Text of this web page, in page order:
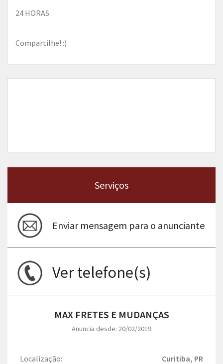
24 HORAS
Compartilhe! :)
Serviços
Enviar mensagem para o anunciante
Ver telefone(s)
MAX FRETES E MUDANÇAS
Anuncia desde: 20/02/2019
Localização: Curitiba, PR